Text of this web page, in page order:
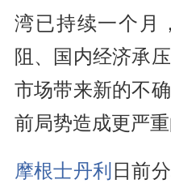
湾已持续一个月
阻、国内经济承
市场带来新的不
前局势造成更严重
摩根士丹利 日前